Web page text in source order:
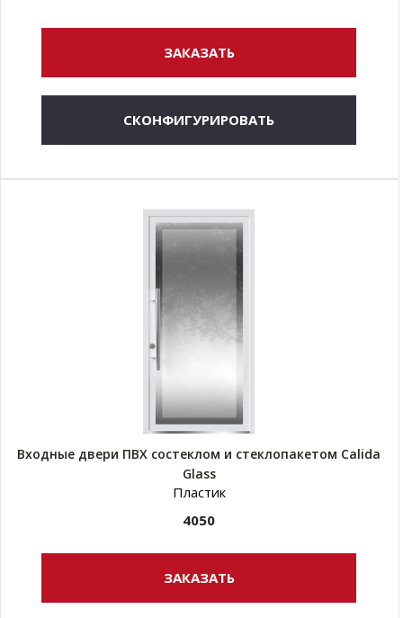
ЗАКАЗАТЬ
СКОНФИГУРИРОВАТЬ
Входные двери ПВХ состеклом и стеклопакетом Calida
Glass
Пластик
4050
ЗАКАЗАТЬ